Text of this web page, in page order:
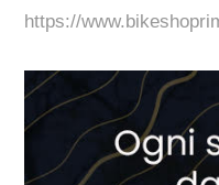
https://